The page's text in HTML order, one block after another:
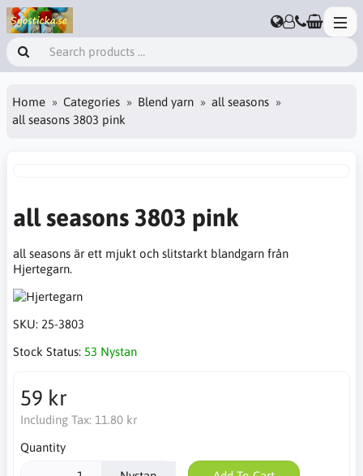
Home Categories Blend yarn
all seasons
all seasons 3803 pink
all seasons 3803 pink
all seasons är ett mjukt och slitstarkt blandgarn från
Hjertegarn.
SKU: 25-3803
Stock Status: 53 Nystan
59 kr
Including Tax: 11.80 kr
Quantity